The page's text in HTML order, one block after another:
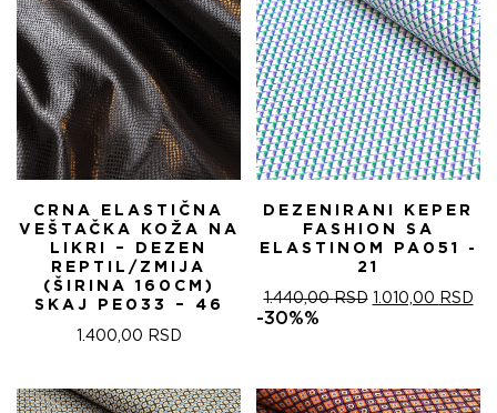
CRNA ELASTIČNA
VEŠTAČKA KOŽA NA
LIKRI – DEZEN
REPTIL/ZMIJA
(ŠIRINA 160CM)
SKAJ PE033 – 46
1.400,00 RSD
DEZENIRANI KEPER
FASHION SA
ELASTINOM PA051 -
21
1.440,00RSD ОРИГИНАЛНА
1.010,00 RSD
-30%%